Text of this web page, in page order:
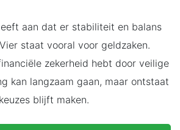
aan dat er stabiliteit en balans
staat vooral voor geldzaken.
zekerheid hebt door veilige
kan langzaam gaan, maar ontstaat
blijft maken.